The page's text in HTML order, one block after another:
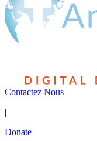
Contactez Nous
|
Donate